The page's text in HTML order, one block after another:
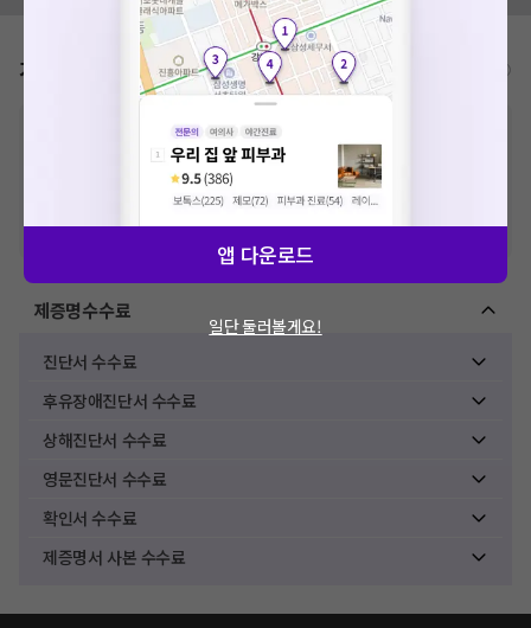
가격표 비급여/급여 진료란?
추가비용 등으로 실제 가격과 상이할 수 있으니, 정확
한 가격은 해당 의료기관에 직접 문의해주세요.
건강보험심사평가원에 고지되어 있는 급여 진료 기준 가
격입니다. (진료와 연관된 복합적인 비용이 추가되어, 병원마다 금액이 다르게
산정될 수 있는 점 참고 바랍니다.)
※ 이벤트가, 할인가는VAT 포함
제증명수수료
진단서 수수료
후유장애진단서 수수료
상해진단서 수수료
영문진단서 수수료
확인서 수수료
제증명서 사본 수수료
앱 다운로드
일단 둘러볼게요!